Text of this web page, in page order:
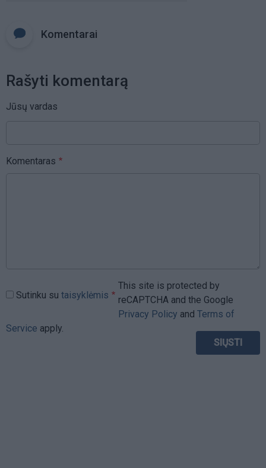
Komentarai
Rašyti komentarą
Jūsų vardas
Komentaras
Sutinku su taisyklėmis
This site is protected by
reCAPTCHA and the Google
Privacy Policy and Terms of
Service apply.